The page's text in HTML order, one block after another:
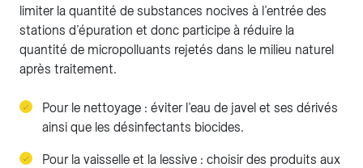
limiter la quantité de substances nocives à l’entrée des
stations d’épuration et donc participe à réduire la
quantité de micropolluants rejetés dans le milieu naturel
après traitement.
Pour le nettoyage : éviter l’eau de javel et ses dérivés
ainsi que les désinfectants biocides.
Pour la vaisselle et la lessive : choisir des produits aux